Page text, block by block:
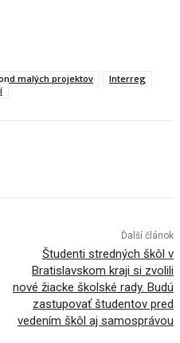
malých projektov
Interreg
Ďalší článok
Študenti stredných škôl v
Bratislavskom kraji si zvolili
nové žiacke školské rady. Budú
zastupovať študentov pred
vedením škôl aj samosprávou